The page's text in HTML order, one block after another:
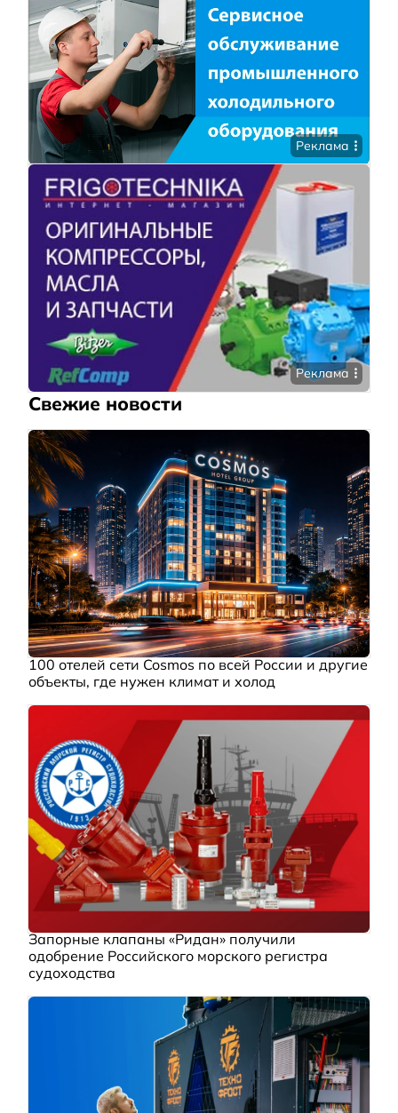
Реклама
Реклама
Свежие новости
100 отелей сети Cosmos по всей России и другие
объекты, где нужен климат и холод
Запорные клапаны «Ридан» получили
одобрение Российского морского регистра
судоходства